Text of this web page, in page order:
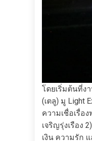
โดยเริ่มต้นที่ง
(เตลู) มู Light
ความเชื่อเรื่อ
เจริญรุ่งเรือง
เงิน ความรัก